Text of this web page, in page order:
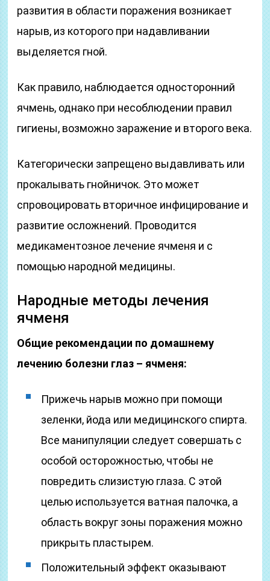
развития в области поражения возникает
нарыв, из которого при надавливании
выделяется гной.
Как правило, наблюдается односторонний
ячмень, однако при несоблюдении правил
гигиены, возможно заражение и второго века.
Категорически запрещено выдавливать или
прокалывать гнойничок. Это может
спровоцировать вторичное инфицирование и
развитие осложнений. Проводится
медикаментозное лечение ячменя и с
помощью народной медицины.
Народные методы лечения
ячменя
Общие рекомендации по домашнему
лечению болезни глаз – ячменя:
Прижечь нарыв можно при помощи
зеленки, йода или медицинского спирта.
Все манипуляции следует совершать с
особой осторожностью, чтобы не
повредить слизистую глаза. С этой
целью используется ватная палочка, а
область вокруг зоны поражения можно
прикрыть пластырем.
Положительный эффект оказывают